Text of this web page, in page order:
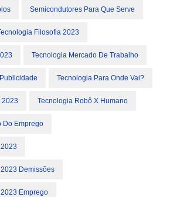
Semicondutores Para Que Serve
Filosofia 2023
Tecnologia Mercado De Trabalho
Tecnologia Para Onde Vai?
2023 Tecnologia Robô X Humano
Do Emprego
Demissões
Emprego